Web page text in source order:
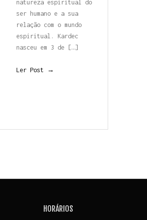
natureza espiritual do
ser humano e a sua
relação com o mundo
espiritual. Kardec
nasceu em 3 de […]
Ler Post →
HORÁRIOS